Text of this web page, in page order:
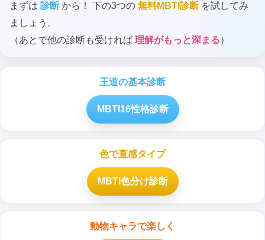
まずは 診断 から！ 下の3つの 無料MBTI診断を試してみ
ましょう。
（あとで他の診断も受ければ 理解がもっと深まる）
王道の基本診断
MBTI16性格診断
色で直感タイプ
MBTI色分け診断
動物キャラで楽しく